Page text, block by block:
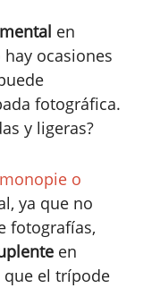
en
ocasiones
fotográfica.
y ligeras?
monopie o
ya que no
fotografías,
en
que el trípode